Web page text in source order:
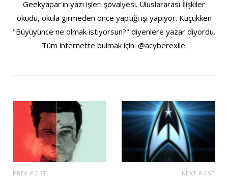
Geekyapar'ın yazı işleri şövalyesi. Uluslararası İlişkiler
okudu, okula girmeden önce yaptığı işi yapıyor. Küçükken
"Büyüyünce ne olmak istiyorsun?" diyenlere yazar diyordu.
Tüm internette bulmak için: @acyberexile.
PREV POST NEXT POST